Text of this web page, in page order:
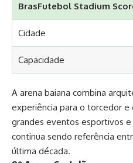
BrasFutebol Stadium
Cidade
Capacidade
A arena baiana combina
experiência para o torcedor e
grandes eventos esportivos
continua sendo referência
última década.